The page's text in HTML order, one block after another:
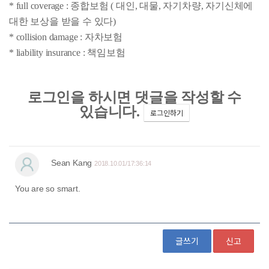
* full coverage : 종합보험 ( 대인, 대물, 자기차량, 자기신체에
대한 보상을 받을 수 있다)
* collision damage : 자차보험
* liability insurance : 책임보험
글쓰기 신고